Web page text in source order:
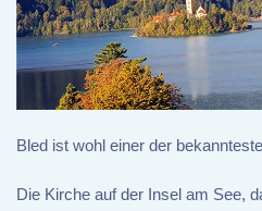
Bled ist wohl einer der
Die Kirche auf der Insel am See,